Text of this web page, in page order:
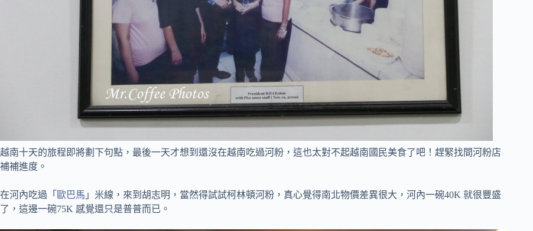
越南十天的旅程即將劃下句點，最後一天才想到還沒在越南吃過河粉，這也太對不起越南國民美食了吧！趕緊找間河粉店
補補進度。
在河內吃過「 歐巴馬 」米線，來到胡志明，當然得試試柯林頓河粉，真心覺得南北物價差異很大，河內一碗40K 就很豐盛
了，這邊一碗75K 感覺還只是普普而已。